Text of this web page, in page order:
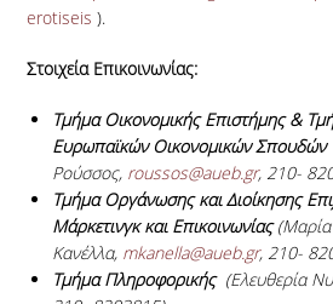
erotiseis ).
Στοιχεία Επικοινωνίας:
Τμήμα Οικονομικής Επιστήμης &
Ευρωπαϊκών Οικονομικών Σπουδών
Ρούσσος, roussos@aueb.gr, 210-
Τμήμα Οργάνωσης και Διοίκησης
Μάρκετινγκ και Επικοινωνίας(Μαρία
Κανέλλα, mkanella@aueb.gr, 210-
Τμήμα Πληροφορικής(Ελευθερία